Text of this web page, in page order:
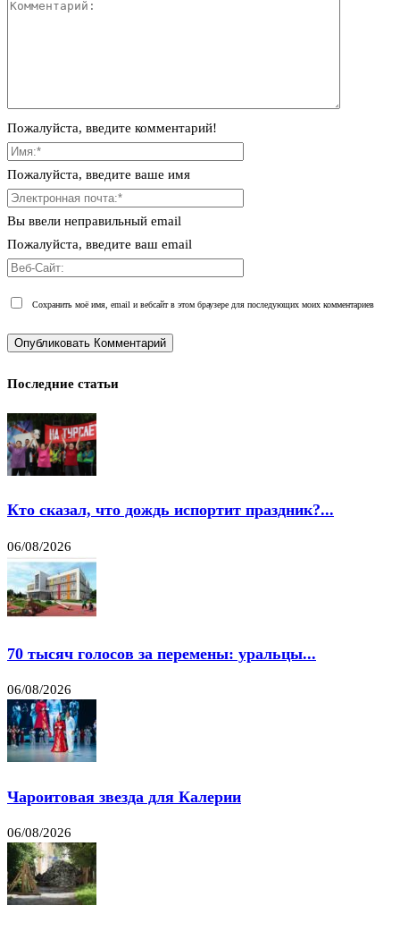
Пожалуйста, введите комментарий!
Пожалуйста, введите ваше имя
Вы ввели неправильный email
Пожалуйста, введите ваш email
Сохранить моё имя, email и вебсайт в этом браузере для последующих моих комментариев
Последние статьи
Кто сказал, что дождь испортит праздник?...
06/08/2026
70 тысяч голосов за перемены: уральцы...
06/08/2026
Чароитовая звезда для Калерии
06/08/2026